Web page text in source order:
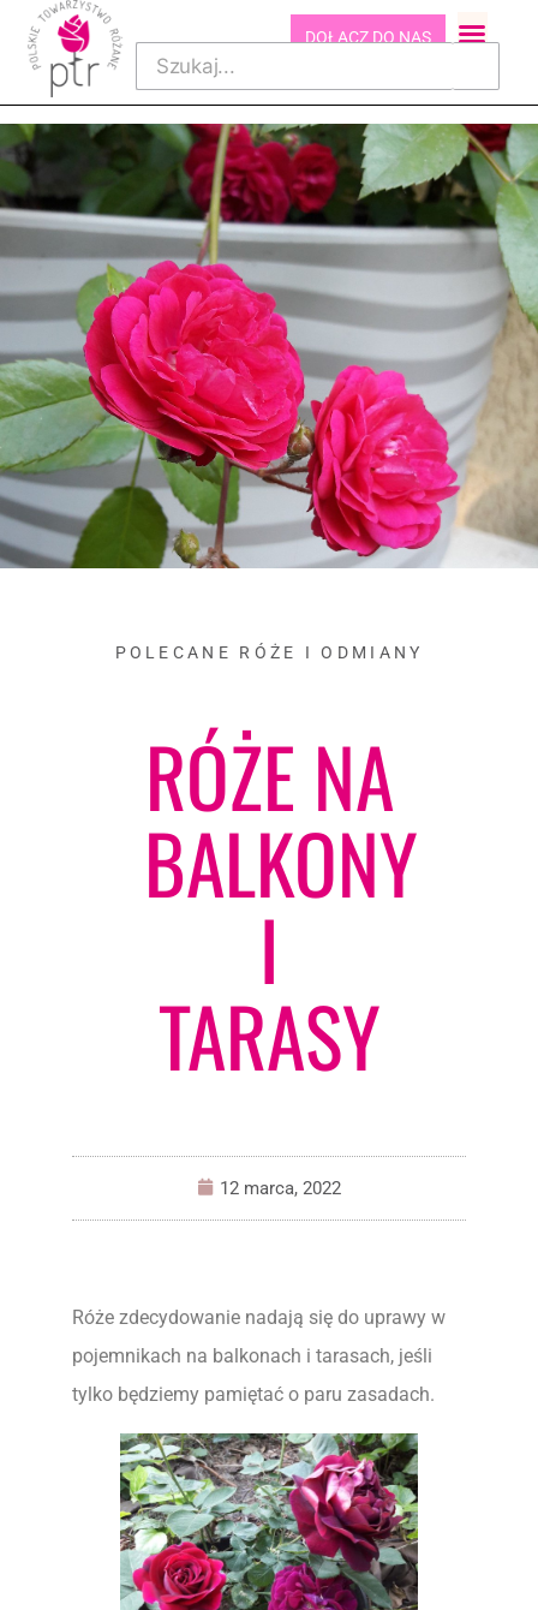
DOŁĄCZ DO NAS
POLECANE RÓŻE I ODMIANY
RÓŻE NA
BALKONY
I
TARASY
12 marca, 2022
Róże zdecydowanie nadają się do uprawy w
pojemnikach na balkonach i tarasach, jeśli
tylko będziemy pamiętać o paru zasadach.